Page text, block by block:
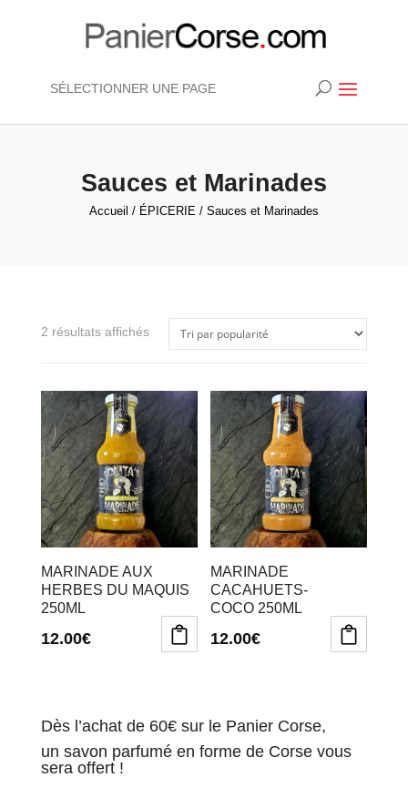
SÉLECTIONNER UNE PAGE
Sauces et Marinades
Accueil / ÉPICERIE / Sauces et Marinades
2 résultats affichésTrié
MARINADE AUX
HERBES DU MAQUIS
250ML
12.00€
MARINADE
CACAHUETS-
COCO 250ML
12.00€
Dès l’achat de 60€ sur le Panier Corse,
un savon parfumé en forme de Corse vous
sera offert !